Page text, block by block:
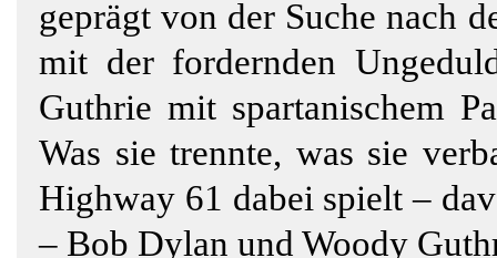
geprägt von der Suche nach
mit der fordernden
Guthrie mit spartanischem
Was sie trennte, was sie
Highway 61 dabei spielt –
– Bob Dylan und Woody